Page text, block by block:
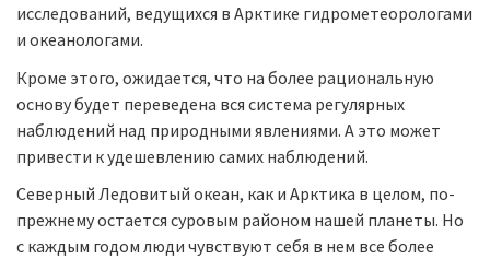
исследований, ведущихся в Арктике гидрометеорологами
и океанологами.
Кроме этого, ожидается, что на более рациональную
основу будет переведена вся система регулярных
наблюдений над природными явлениями. А это может
привести к удешевлению самих наблюдений.
Северный Ледовитый океан, как и Арктика в целом, по-
прежнему остается суровым районом нашей планеты. Но
с каждым годом люди чувствуют себя в нем все более